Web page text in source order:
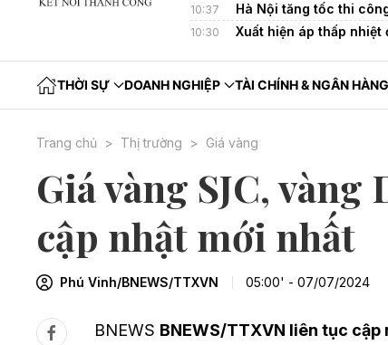
10:37 Hà Nội tăng tốc thi
10:30 Xuất hiện áp thấp
THỜI SỰ DOANH NGHIỆP TÀI CHÍNH & NGÂN HÀNG
Trang chủ Thị trường Giá vàng
Giá vàng SJC, vàng
cập nhật mới nhất
Phú Vinh/BNEWS/TTXVN 05:00' - 07/07/2024
BNEWS BNEWS/TTXVN liên tục